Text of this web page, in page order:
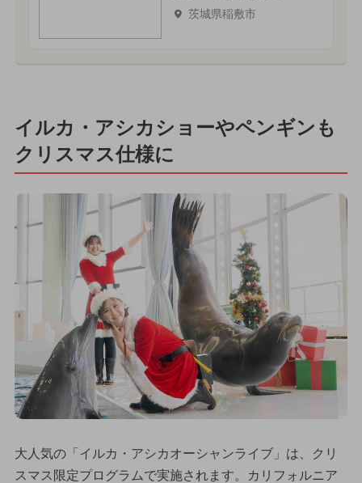
茨城県稲敷市
イルカ・アシカショーやペンギンも
クリスマス仕様に
大人気の「イルカ・アシカオーシャンライブ」は、クリ
スマス限定プログラムで実施されます。カリフォルニア